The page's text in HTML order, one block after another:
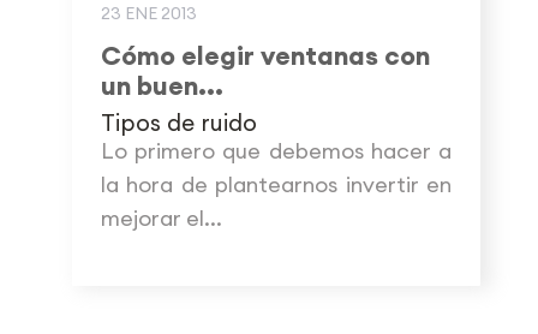
23 ENE 2013
Cómo elegir ventanas con
un buen...
Tipos de ruido
Lo primero que debemos hacer a
la hora de plantearnos invertir en
mejorar el...